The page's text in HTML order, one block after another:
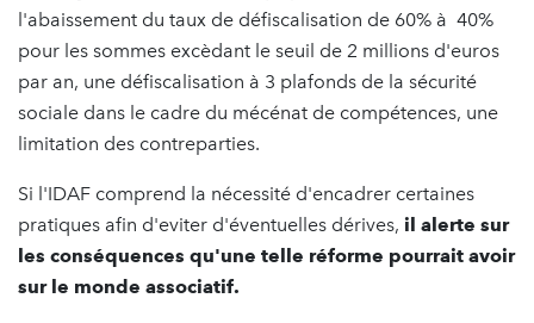
l'abaissement du taux de défiscalisation de 60% à 40%
pour les sommes excèdant le seuil de 2 millions d'euros
par an, une défiscalisation à 3 plafonds de la sécurité
sociale dans le cadre du mécénat de compétences, une
limitation des contreparties.
Si l'IDAF comprend la nécessité d'encadrer certaines
pratiques afin d'eviter d'éventuelles dérives, il alerte sur
les conséquences qu'une telle réforme pourrait avoir
sur le monde associatif.